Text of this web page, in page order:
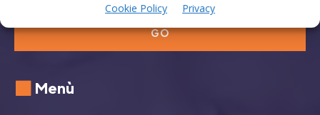
Cookie Policy Privacy
GO
Menù